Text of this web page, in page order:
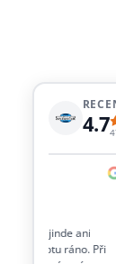
4.7
co jinde ani
v sobotu ráno. Při